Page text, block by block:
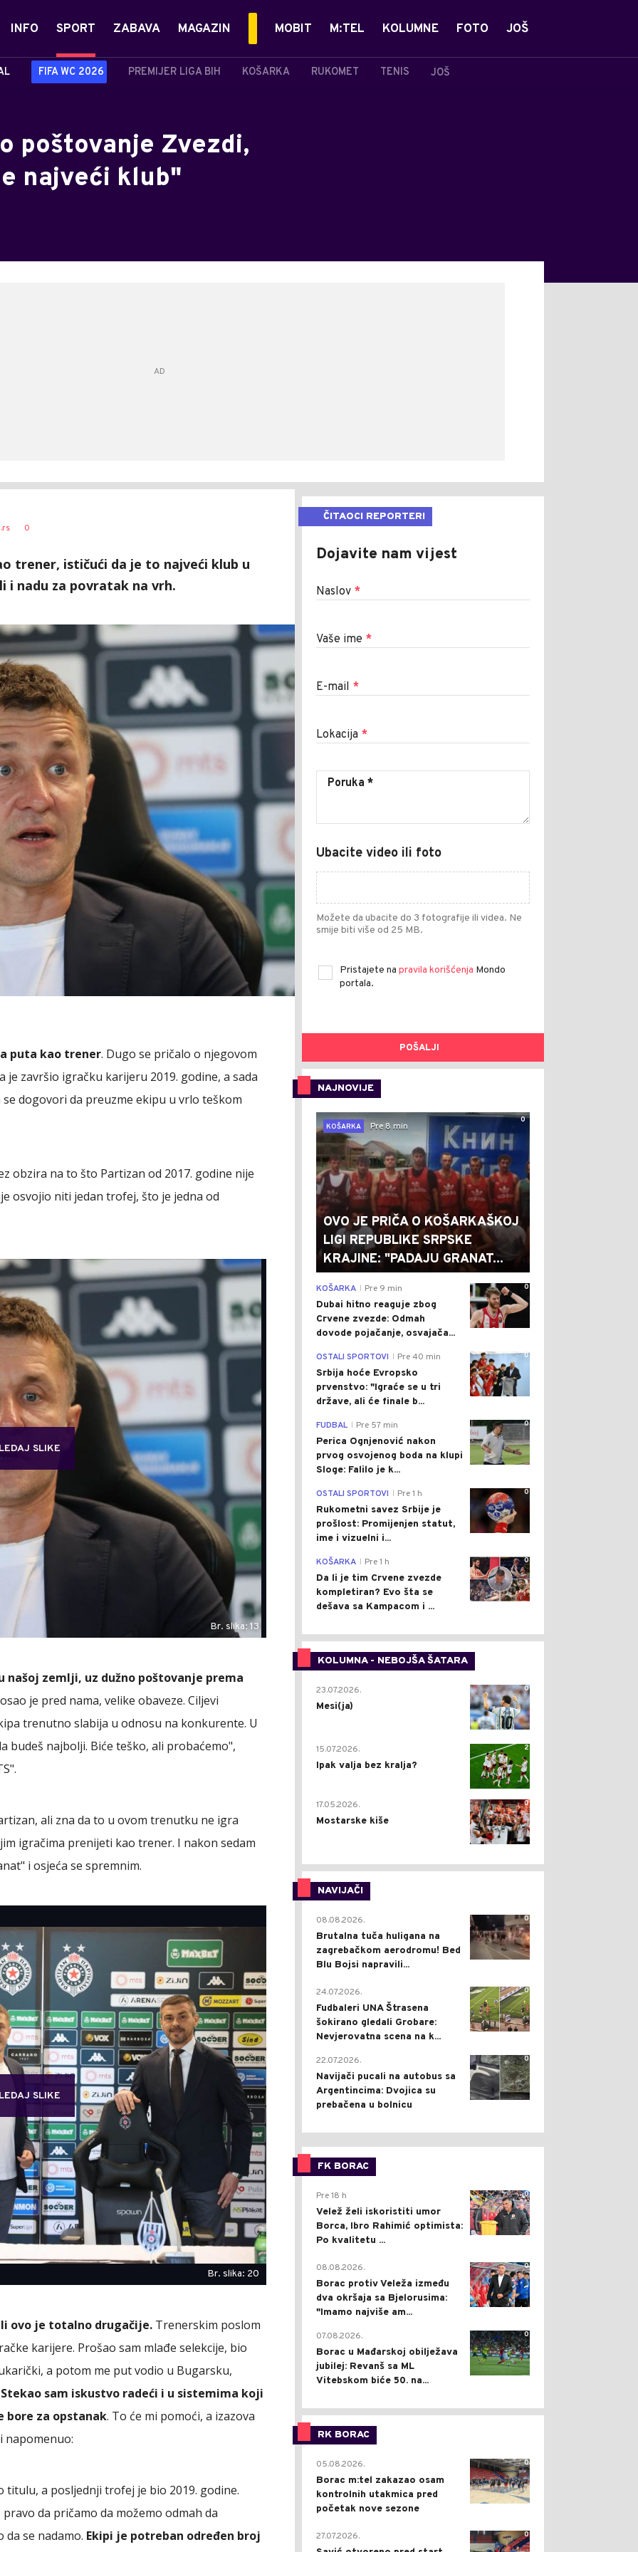
INFO SPORT
FIFA WC 2026 PREMIJER LIGA BIH KOŠARKA RUKOMET TENIS JOŠ
ZABAVA MAGAZIN MOBIT M:TEL KOLUMNE FOTO JOŠ
poštovanje Zvezdi,
najveći klub"
0
trener, ističući da je to najveći klub u
i nadu za povratak na vrh.
puta kao trener. Dugo se pričalo o njegovom
završio igračku karijeru 2019. godine, a sada
dogovori da preuzme ekipu u vrlo teškom
obzira na to što Partizan od 2017. godine nije
osvojio niti jedan trofej, što je jedna od
SLIKE
Br. slika: 13
našoj zemlji, uz dužno poštovanje prema
je pred nama, velike obaveze. Ciljevi
trenutno slabija u odnosu na konkurente. U
budeš najbolji. Biće teško, ali probaćemo",
ali zna da to u ovom trenutku ne igra
igračima prenijeti kao trener. I nakon sedam
i osjeća se spremnim.
SLIKE
Br. slika: 20
ovo je totalno drugačije. Trenerskim poslom
karijere. Prošao sam mlađe selekcije, bio
a potom me put vodio u Bugarsku,
Stekao sam iskustvo radeći i u sistemima koji
bore za opstanak. To će mi pomoći, a izazova
napomenuo:
titulu, a posljednji trofej je bio 2019. godine.
da pričamo da možemo odmah da
se nadamo. Ekipi je potreban određen broj
ČITAOCI REPORTERI
Dojavite nam vijest
Naslov *
Vaše ime *
E-mail *
Lokacija *
Ubacite video ili foto
Možete da ubacite do 3 fotografije ili videa. Ne
smije biti više od 25 MB.
Pristajete na pravila korišćenja Mondo
portala.
POŠALJI
NAJNOVIJE
0
KOŠARKA
Pre 8 min
OVO JE PRIČA O KOŠARKAŠKOJ
LIGI REPUBLIKE SRPSKE
KRAJINE: "PADAJU GRANAT...
0
KOŠARKA Pre 9 min
Dubai hitno reaguje zbog
Crvene zvezde: Odmah
dovode pojačanje, osvajača...
0
OSTALI SPORTOVI Pre 40 min
Srbija hoće Evropsko
prvenstvo: "Igraće se u tri
države, ali će finale b...
0
FUDBAL Pre 57 min
Perica Ognjenović nakon
prvog osvojenog boda na klupi
Sloge: Falilo je k...
0
OSTALI SPORTOVI Pre 1 h
Rukometni savez Srbije je
prošlost: Promijenjen statut,
ime i vizuelni i...
0
KOŠARKA Pre 1 h
Da li je tim Crvene zvezde
kompletiran? Evo šta se
dešava sa Kampacom i ...
KOLUMNA - NEBOJŠA ŠATARA
0
23.07.2026.
Mesi(ja)
2
15.07.2026.
Ipak valja bez kralja?
0
17.05.2026.
Mostarske kiše
NAVIJAČI
0
08.08.2026.
Brutalna tuča huligana na
zagrebačkom aerodromu! Bed
Blu Bojsi napravili...
0
24.07.2026.
Fudbaleri UNA Štrasena
šokirano gledali Grobare:
Nevjerovatna scena na k...
0
22.07.2026.
Navijači pucali na autobus sa
Argentincima: Dvojica su
prebačena u bolnicu
FK BORAC
0
Pre 18 h
Velež želi iskoristiti umor
Borca, Ibro Rahimić optimista:
Po kvalitetu ...
0
08.08.2026.
Borac protiv Veleža između
dva okršaja sa Bjelorusima:
"Imamo najviše am...
0
07.08.2026.
Borac u Mađarskoj obilježava
jubilej: Revanš sa ML
Vitebskom biće 50. na...
RK BORAC
0
05.08.2026.
Borac m:tel zakazao osam
kontrolnih utakmica pred
početak nove sezone
0
27.07.2026.